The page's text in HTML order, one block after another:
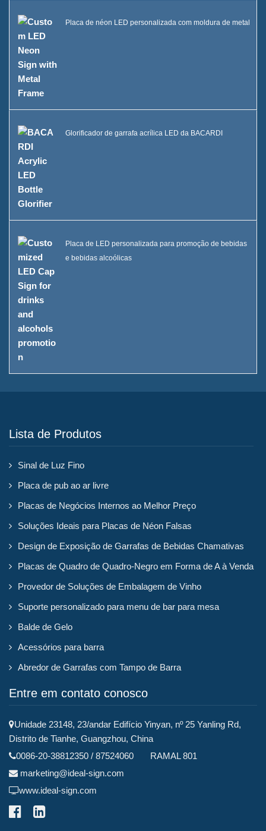
Placa de néon LED personalizada com moldura de metal
Glorificador de garrafa acrílica LED da BACARDI
Placa de LED personalizada para promoção de bebidas
e bebidas alcoólicas
Lista de Produtos
Sinal de Luz Fino
Placa de pub ao ar livre
Placas de Negócios Internos ao Melhor Preço
Soluções Ideais para Placas de Néon Falsas
Design de Exposição de Garrafas de Bebidas Chamativas
Placas de Quadro de Quadro-Negro em Forma de A à Venda
Provedor de Soluções de Embalagem de Vinho
Suporte personalizado para menu de bar para mesa
Balde de Gelo
Acessórios para barra
Abredor de Garrafas com Tampo de Barra
Entre em contato conosco
Unidade 23148, 23/andar Edifício Yinyan, nº 25 Yanling Rd,
Distrito de Tianhe, Guangzhou, China
0086-20-38812350 / 87524060 RAMAL 801
marketing@ideal-sign.com
www.ideal-sign.com